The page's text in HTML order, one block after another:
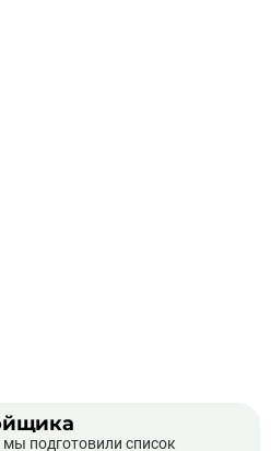
подготовили список